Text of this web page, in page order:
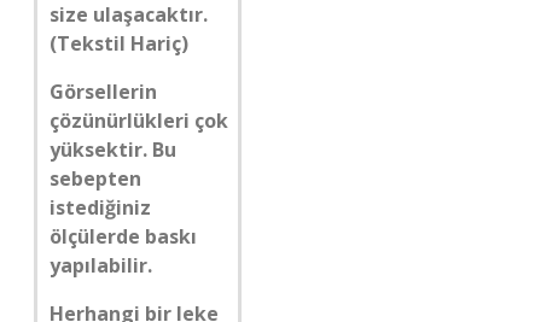
size ulaşacaktır.
(Tekstil Hariç)
Görsellerin
çözünürlükleri çok
yüksektir. Bu
sebepten
istediğiniz
ölçülerde baskı
yapılabilir.
Herhangi bir leke